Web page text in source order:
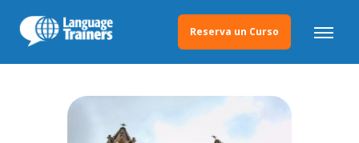
Reserva un Curso